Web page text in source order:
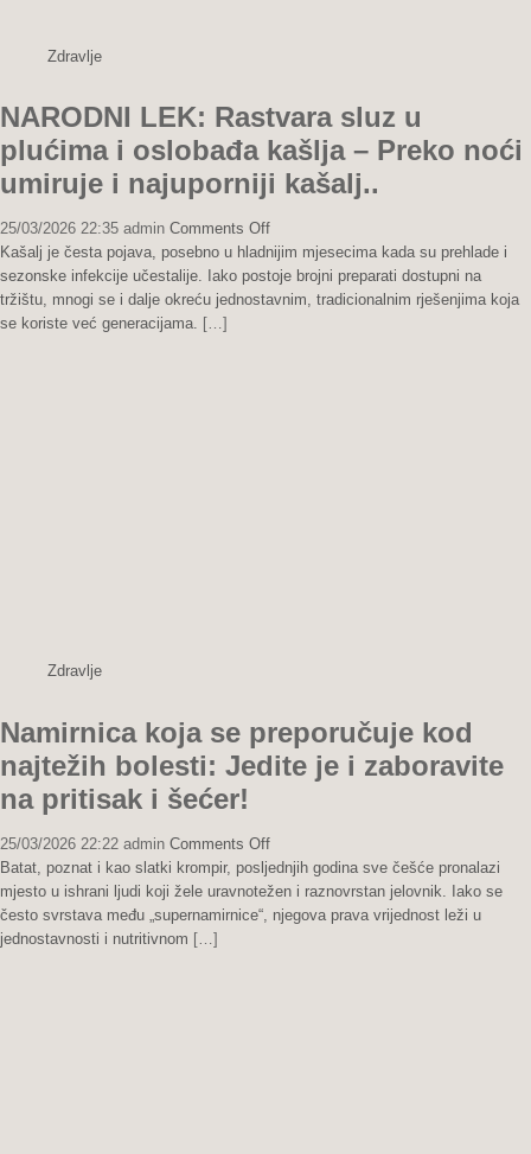
Zdravlje
NARODNI LEK: Rastvara sluz u
plućima i oslobađa kašlja – Preko noći
umiruje i najuporniji kašalj..
25/03/2026 22:35 admin Comments Offon
NARODNI
LEK:
Rastvara
Kašalj je česta pojava, posebno u hladnijim mjesecima kada su prehlade i
sezonske infekcije učestalije. Iako postoje brojni preparati dostupni na
tržištu, mnogi se i dalje okreću jednostavnim, tradicionalnim rješenjima koja
se koriste već generacijama. […]
Zdravlje
Namirnica koja se preporučuje kod
najtežih bolesti: Jedite je i zaboravite
na pritisak i šećer!
25/03/2026 22:22 admin Comments Offon
Namirnica
koja
se
Batat, poznat i kao slatki krompir, posljednjih godina sve češće pronalazi
mjesto u ishrani ljudi koji žele uravnotežen i raznovrstan jelovnik. Iako se
često svrstava među „supernamirnice“, njegova prava vrijednost leži u
jednostavnosti i nutritivnom […]